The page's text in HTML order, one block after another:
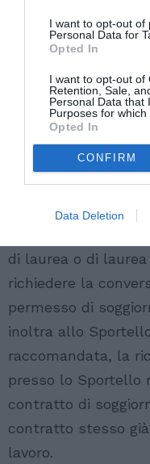
I want to opt-out of
Personal Data for
Opted In
I want to opt-out of
Retention, Sale,
Personal Data that
Purposes for which
Opted In
CONFIRM
Data Deletion
In caso di
convocato presso
sottoscrivere il
richiedere il rilascio
per lavoro
Lo straniero
per studio o
validità, che, al
di laurea o di
richiedere la
permesso di
inoltra allo
raccomandata, la
presso lo Sportello
contratto di
contratto stesso
lavoro.